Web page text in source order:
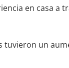
en casa a
tuvieron un